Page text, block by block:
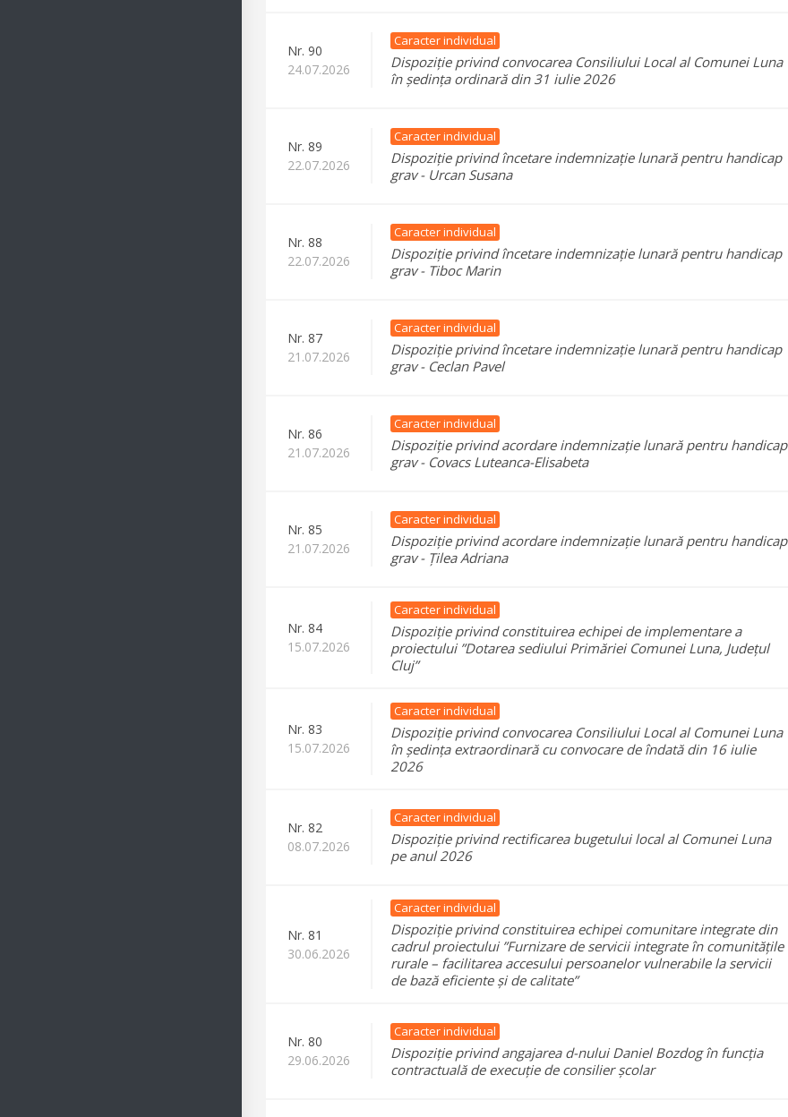
Nr. 90
24.07.2026
Caracter individual
Dispoziție privind convocarea Consiliului Local al Comunei Luna
în ședința ordinară din 31 iulie 2026
Nr. 89
22.07.2026
Caracter individual
Dispoziție privind încetare indemnizație lunară pentru handicap
grav - Urcan Susana
Nr. 88
22.07.2026
Caracter individual
Dispoziție privind încetare indemnizație lunară pentru handicap
grav - Tiboc Marin
Nr. 87
21.07.2026
Caracter individual
Dispoziție privind încetare indemnizație lunară pentru handicap
grav - Ceclan Pavel
Nr. 86
21.07.2026
Caracter individual
Dispoziție privind acordare indemnizație lunară pentru handicap
grav - Covacs Luteanca-Elisabeta
Nr. 85
21.07.2026
Caracter individual
Dispoziție privind acordare indemnizație lunară pentru handicap
grav - Țilea Adriana
Nr. 84
15.07.2026
Caracter individual
Dispoziție privind constituirea echipei de implementare a
proiectului ”Dotarea sediului Primăriei Comunei Luna, Județul
Cluj”
Nr. 83
15.07.2026
Caracter individual
Dispoziție privind convocarea Consiliului Local al Comunei Luna
în ședința extraordinară cu convocare de îndată din 16 iulie
2026
Nr. 82
08.07.2026
Caracter individual
Dispoziție privind rectificarea bugetului local al Comunei Luna
pe anul 2026
Nr. 81
30.06.2026
Caracter individual
Dispoziție privind constituirea echipei comunitare integrate din
cadrul proiectului ”Furnizare de servicii integrate în comunitățile
rurale – facilitarea accesului persoanelor vulnerabile la servicii
de bază eficiente și de calitate”
Nr. 80
29.06.2026
Caracter individual
Dispoziție privind angajarea d-nului Daniel Bozdog în funcția
contractuală de execuție de consilier școlar